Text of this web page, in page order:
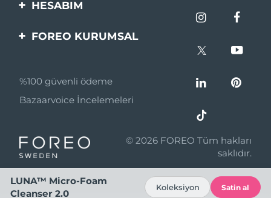
HESABIM
Ürün Kaydı
FOREO KURUMSAL
Ortaklik Programi
Ortaklık haberleri
Perakende Satış
Ortakları
Kullanım Şartları
%100 güvenli ödeme
Bazaarvoice İncelemeleri
© 2026 FOREO Tüm hakları
saklıdır.
LUNA™ Micro-Foam
Cleanser 2.0
Koleksiyon Satin al